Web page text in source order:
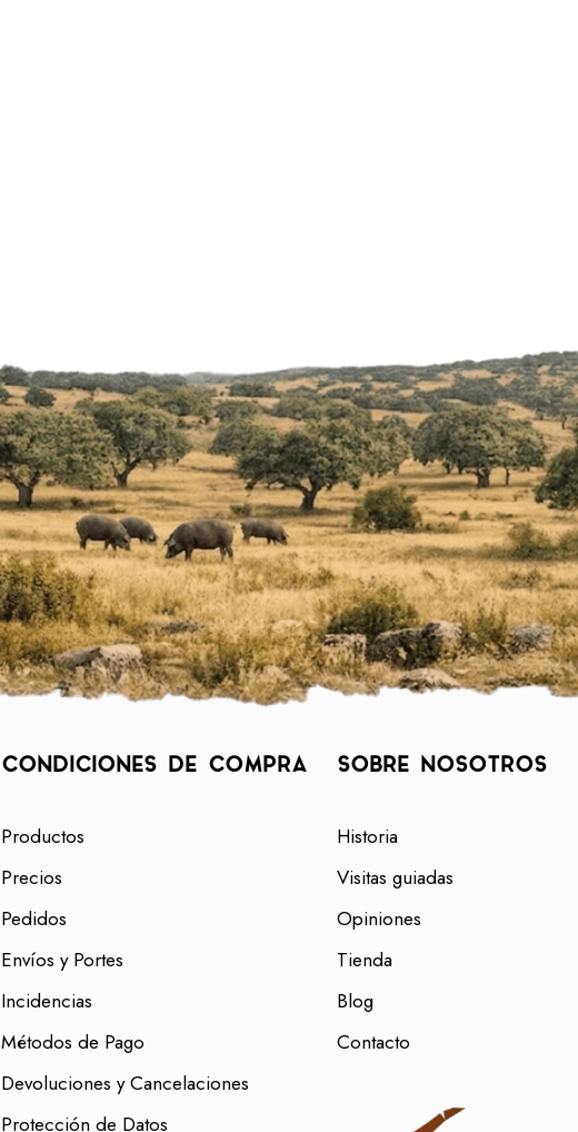
CONDICIONES DE COMPRA
Productos
Precios
Pedidos
Envíos y Portes
Incidencias
Métodos de Pago
Devoluciones y Cancelaciones
Protección de Datos
SOBRE NOSOTROS
Historia
Visitas guiadas
Opiniones
Tienda
Blog
Contacto